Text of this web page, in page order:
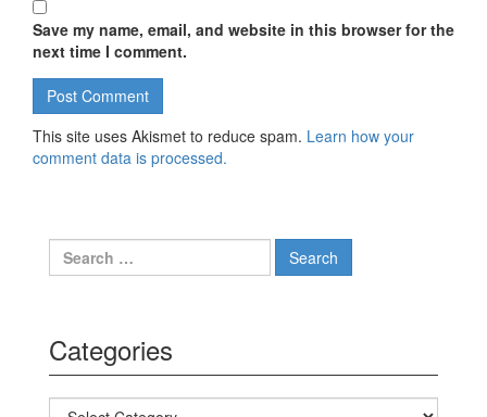
Save my name, email, and website in this browser for the
next time I comment.
This site uses Akismet to reduce spam. Learn how your
comment data is processed.
Search for:
Categories
Categories